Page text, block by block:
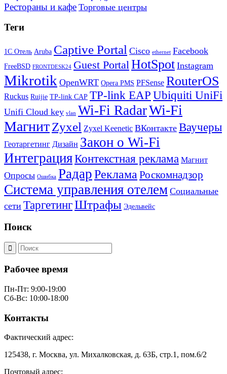
Рестораны и кафе Торговые центры
Теги
1С Отель Aruba Captive Portal Cisco ethernet Facebook
FreeBSD FRONTDESK24 Guest PortalHotSpot Instagram
Mikrotik OpenWRT Opera PMS PFSense RouterOS
Ruckus Ruijie TP-link CAP TP-link EAP Ubiquiti UniFi
Unifi Cloud key vlan Wi-Fi RadarWi-Fi
МагнитZyxel Zyxel Keenetic ВКонтакте Ваучеры
Геотаргетинг Дизайн Закон о Wi-Fi
ИнтеграцияКонтекстная реклама Магнит
Опросы Ошибка РадарРеклама Роскомнадзор
Система управления отелем Социальные
сети ТаргетингШтрафы Эдельвейс
Поиск
Рабочее время
Пн-Пт: 9:00-19:00
Сб-Вс: 10:00-18:00
Контакты
Фактический адрес:
125438, г. Москва, ул. Михалковская, д. 63Б, стр.1, пом.6/2
Почтовый адрес: